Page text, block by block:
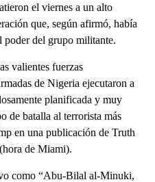
el viernes a un alto
que, según afirmó, había
poder del grupo militante.
valientes fuerzas
de Nigeria ejecutaron a
planificada y muy
de batalla al terrorista más
en una publicación de Truth
de Miami).
como “Abu-Bilal al-Minuki,